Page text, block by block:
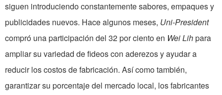
siguen introduciendo constantemente sabores, empaques y
publicidades nuevos. Hace algunos meses, Uni-President
compró una participación del 32 por ciento en Wei Lihpara
ampliar su variedad de fideos con aderezos y ayudar a
reducir los costos de fabricación. Así como también,
garantizar su porcentaje del mercado local, los fabricantes